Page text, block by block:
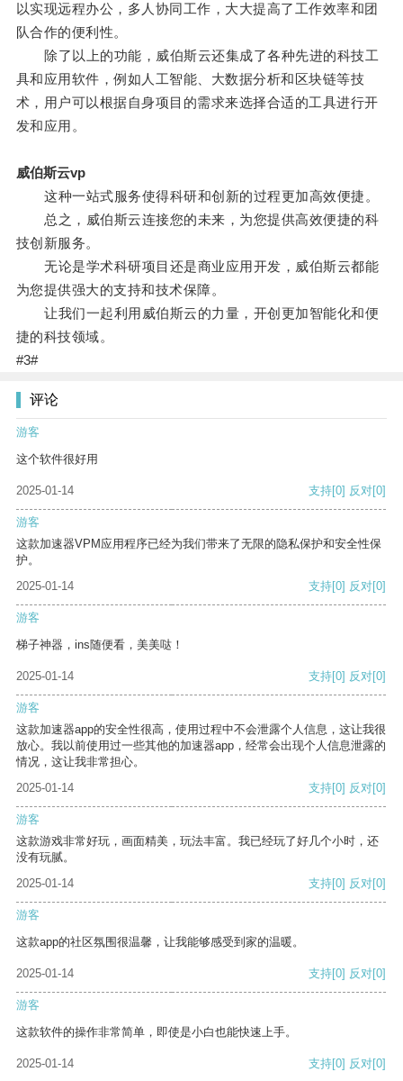
以实现远程办公，多人协同工作，大大提高了工作效率和团
队合作的便利性。
除了以上的功能，威伯斯云还集成了各种先进的科技工
具和应用软件，例如人工智能、大数据分析和区块链等技
术，用户可以根据自身项目的需求来选择合适的工具进行开
发和应用。
威伯斯云vp
这种一站式服务使得科研和创新的过程更加高效便捷。
总之，威伯斯云连接您的未来，为您提供高效便捷的科
技创新服务。
无论是学术科研项目还是商业应用开发，威伯斯云都能
为您提供强大的支持和技术保障。
让我们一起利用威伯斯云的力量，开创更加智能化和便
捷的科技领域。
#3#
评论
游客
这个软件很好用
2025-01-14 支持[0] 反对[0]
游客
这款加速器VPM应用程序已经为我们带来了无限的隐私保护和安全性保
护。
2025-01-14
支持[0] 反对[0]
游客
梯子神器，ins随便看，美美哒！
2025-01-14 支持[0] 反对[0]
游客
这款加速器app的安全性很高，使用过程中不会泄露个人信息，这让我很
放心。我以前使用过一些其他的加速器app，经常会出现个人信息泄露的
情况，这让我非常担心。
2025-01-14
支持[0] 反对[0]
游客
这款游戏非常好玩，画面精美，玩法丰富。我已经玩了好几个小时，还
没有玩腻。
2025-01-14
支持[0] 反对[0]
游客
这款app的社区氛围很温馨，让我能够感受到家的温暖。
2025-01-14 支持[0] 反对[0]
游客
这款软件的操作非常简单，即使是小白也能快速上手。
2025-01-14 支持[0] 反对[0]